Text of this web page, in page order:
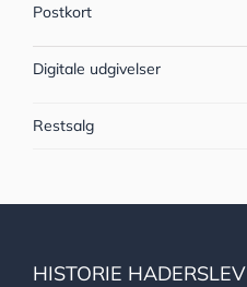
Postkort
Digitale udgivelser
Restsalg
HISTORIE HADERSLEV